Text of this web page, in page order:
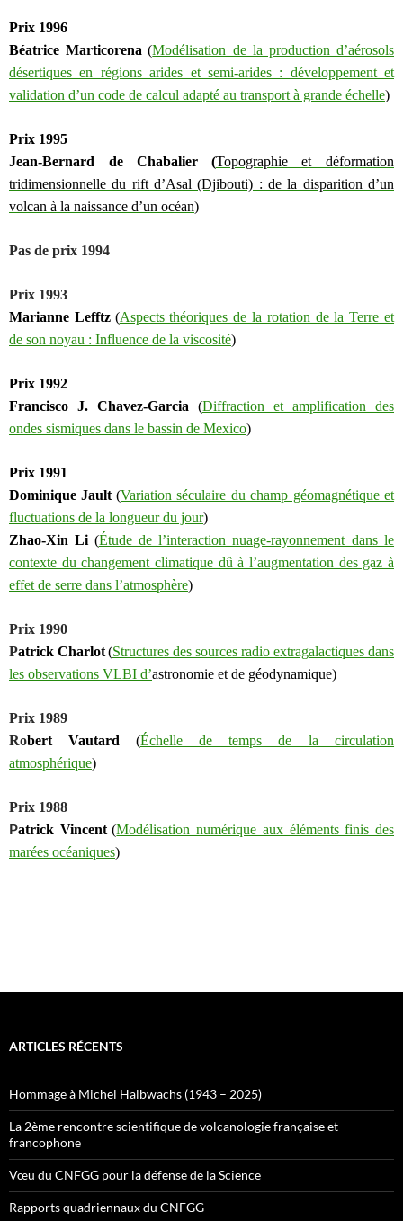
Prix 1996
Béatrice Marticorena (Modélisation de la production d’aérosols
désertiques en régions arides et semi-arides : développement et
validation d’un code de calcul adapté au transport à grande échelle)
Prix 1995
Jean-Bernard de Chabalier (Topographie et déformation
tridimensionnelle du rift d’Asal (Djibouti) : de la disparition d’un
volcan à la naissance d’un océan)
Pas de prix 1994
Prix 1993
Marianne Lefftz (Aspects théoriques de la rotation de la Terre et
de son noyau : Influence de la viscosité)
Prix 1992
Francisco J. Chavez-Garcia (Diffraction et amplification des
ondes sismiques dans le bassin de Mexico)
Prix 1991
Dominique Jault (Variation séculaire du champ géomagnétique et
fluctuations de la longueur du jour)
Zhao-Xin Li (Étude de l’interaction nuage-rayonnement dans le
contexte du changement climatique dû à l’augmentation des gaz à
effet de serre dans l’atmosphère)
Prix 1990
Patrick Charlot(Structures des sources radio extragalactiques dans
les observations VLBI d’astronomie et de géodynamique)
Prix 1989
Robert Vautard (Échelle de temps de la circulation
atmosphérique)
Prix 1988
Patrick Vincent (Modélisation numérique aux éléments finis des
marées océaniques)
ARTICLES RÉCENTS
Hommage à Michel Halbwachs (1943 – 2025)
La 2ème rencontre scientifique de volcanologie française et
francophone
Vœu du CNFGG pour la défense de la Science
Rapports quadriennaux du CNFGG